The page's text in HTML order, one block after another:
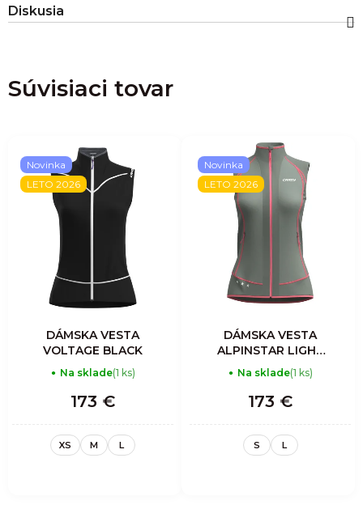
Diskusia
Súvisiaci tovar
Novinka
LETO 2026
DÁMSKA VESTA
VOLTAGE BLACK
Na sklade(1 ks)
173 €
XS M L
Novinka
LETO 2026
DÁMSKA VESTA
ALPINSTAR LIGHT
WOMAN ASTER
Na sklade(1 ks)
173 €
S L